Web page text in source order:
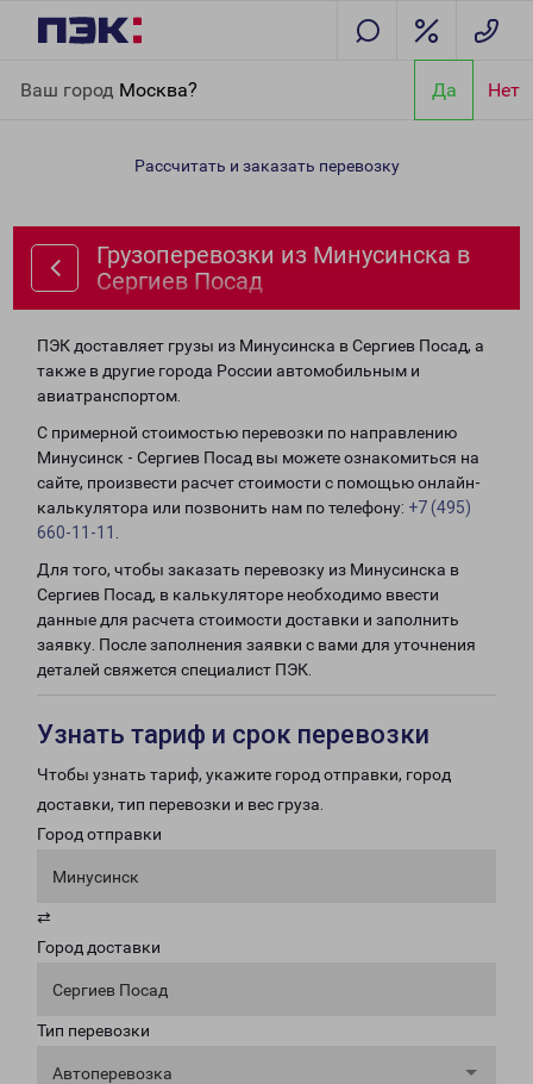
Ваш город Москва? Да Нет
Сергиев Посад
Рассчитать и заказать перевозку
Грузоперевозки из Минусинска в
Сергиев Посад
ПЭК доставляет грузы из Минусинска в Сергиев Посад, а
также в другие города России автомобильным и
авиатранспортом.
С примерной стоимостью перевозки по направлению
Минусинск - Сергиев Посад вы можете ознакомиться на
сайте, произвести расчет стоимости с помощью онлайн-
калькулятора или позвонить нам по телефону: +7 (495)
660-11-11
Для того, чтобы заказать перевозку из Минусинска в
Сергиев Посад, в калькуляторе необходимо ввести
данные для расчета стоимости доставки и заполнить
заявку. После заполнения заявки с вами для уточнения
деталей свяжется специалист ПЭК.
Узнать тариф и срок перевозки
Чтобы узнать тариф, укажите город отправки, город
доставки, тип перевозки и вес груза.
Город отправки
Минусинск
⇄
Город доставки
Сергиев Посад
Тип перевозки
Автоперевозка